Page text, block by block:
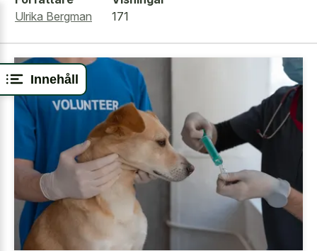
Innehåll
Ulrika Bergman
171